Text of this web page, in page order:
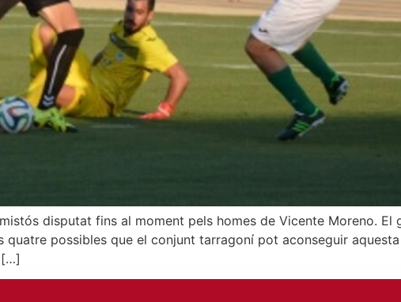
disputat fins al moment pels homes de Vicente Moreno. El
possibles que el conjunt tarragoní pot aconseguir
[…]